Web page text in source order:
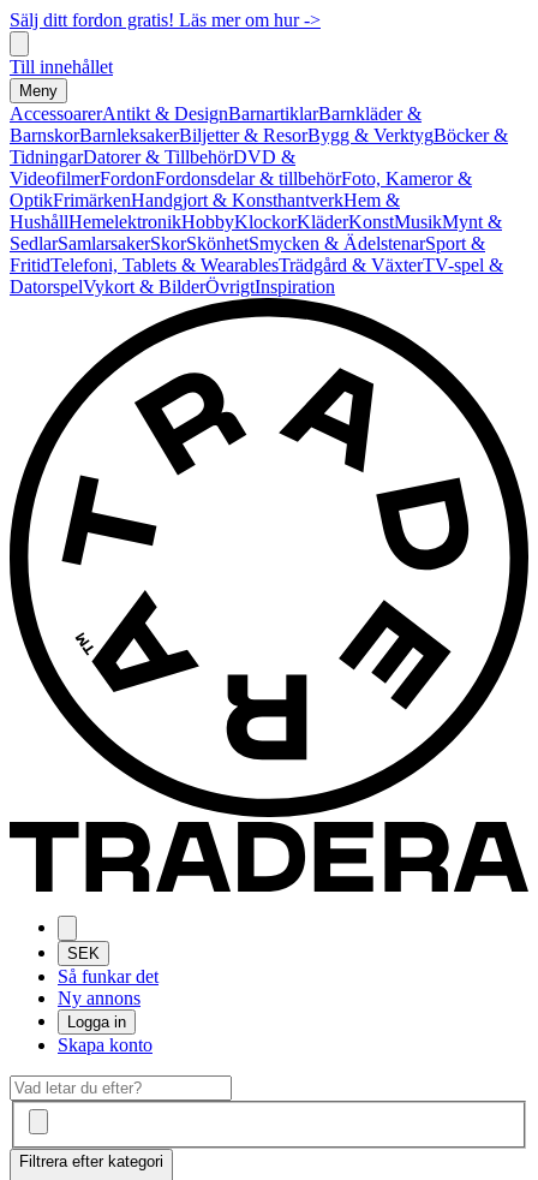
Sälj ditt fordon gratis! Läs mer om hur ->
Till innehållet
Meny
AccessoarerAntikt & DesignBarnartiklarBarnkläder &
BarnskorBarnleksakerBiljetter & ResorBygg & VerktygBöcker &
TidningarDatorer & TillbehörDVD &
VideofilmerFordonFordonsdelar & tillbehörFoto, Kameror &
OptikFrimärkenHandgjort & KonsthantverkHem &
HushållHemelektronikHobbyKlockorKläderKonstMusikMynt &
SedlarSamlarsakerSkorSkönhetSmycken & ÄdelstenarSport &
FritidTelefoni, Tablets & WearablesTrädgård & VäxterTV-spel &
DatorspelVykort & BilderÖvrigtInspiration
SEK
Så funkar det
Ny annons
Logga in
Skapa konto
Filtrera efter kategori